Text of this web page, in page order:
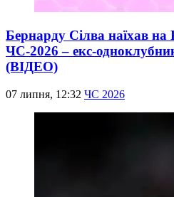
Бернарду Сілва наїхав на
ЧС-2026 – екс-
(ВІДЕО)
07 липня, 12:32 ЧС 2026